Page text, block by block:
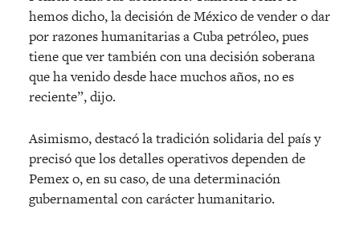
hemos dicho, la decisión de México de vender o dar
por razones humanitarias a Cuba petróleo, pues
tiene que ver también con una decisión soberana
que ha venido desde hace muchos años, no es
reciente”, dijo.
Asimismo, destacó la tradición solidaria del país y
precisó que los detalles operativos dependen de
Pemex o, en su caso, de una determinación
gubernamental con carácter humanitario.